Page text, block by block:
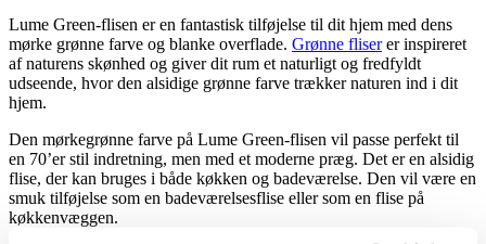
Lume Green-flisen er en fantastisk tilføjelse til dit hjem med dens
mørke grønne farve og blanke overflade. Grønne fliserer inspireret
af naturens skønhed og giver dit rum et naturligt og fredfyldt
udseende, hvor den alsidige grønne farve trækker naturen ind i dit
hjem.
Den mørkegrønne farve på Lume Green-flisen vil passe perfekt til
en 70’er stil indretning, men med et moderne præg. Det er en alsidig
flise, der kan bruges i både køkken og badeværelse. Den vil være en
smuk tilføjelse som en badeværelsesflise eller som en flise på
køkkenvæggen.